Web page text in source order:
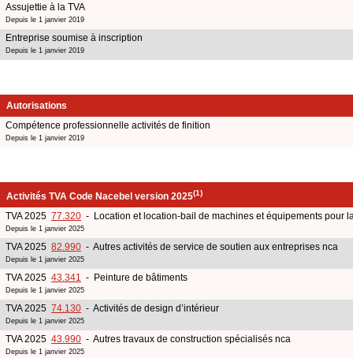
Assujettie à la TVA
Depuis le 1 janvier 2019
Entreprise soumise à inscription
Depuis le 1 janvier 2019
Autorisations
Compétence professionnelle activités de finition
Depuis le 1 janvier 2019
Activités TVA Code Nacebel version 2025(1)
TVA 2025 77.320 - Location et location-bail de machines et équipements pour
Depuis le 1 janvier 2025
TVA 2025 82.990 - Autres activités de service de soutien aux entreprises nca
Depuis le 1 janvier 2025
TVA 2025 43.341 - Peinture de bâtiments
Depuis le 1 janvier 2025
TVA 2025 74.130 - Activités de design d’intérieur
Depuis le 1 janvier 2025
TVA 2025 43.990 - Autres travaux de construction spécialisés nca
Depuis le 1 janvier 2025